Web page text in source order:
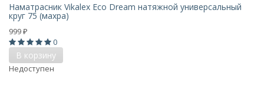
Наматрасник Vikalex Eco Dream натяжной универсальный
круг 75 (махра)
999 ₽
0
В корзину
Недоступен